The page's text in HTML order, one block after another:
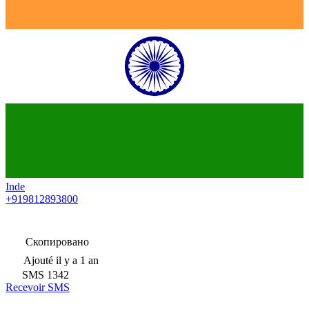
Inde
+919812893800
Скопировано
Ajouté il y a 1 an
SMS 1342
Recevoir SMS